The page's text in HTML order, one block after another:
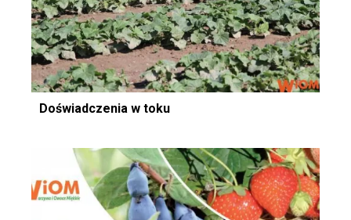
Doświadczenia w toku